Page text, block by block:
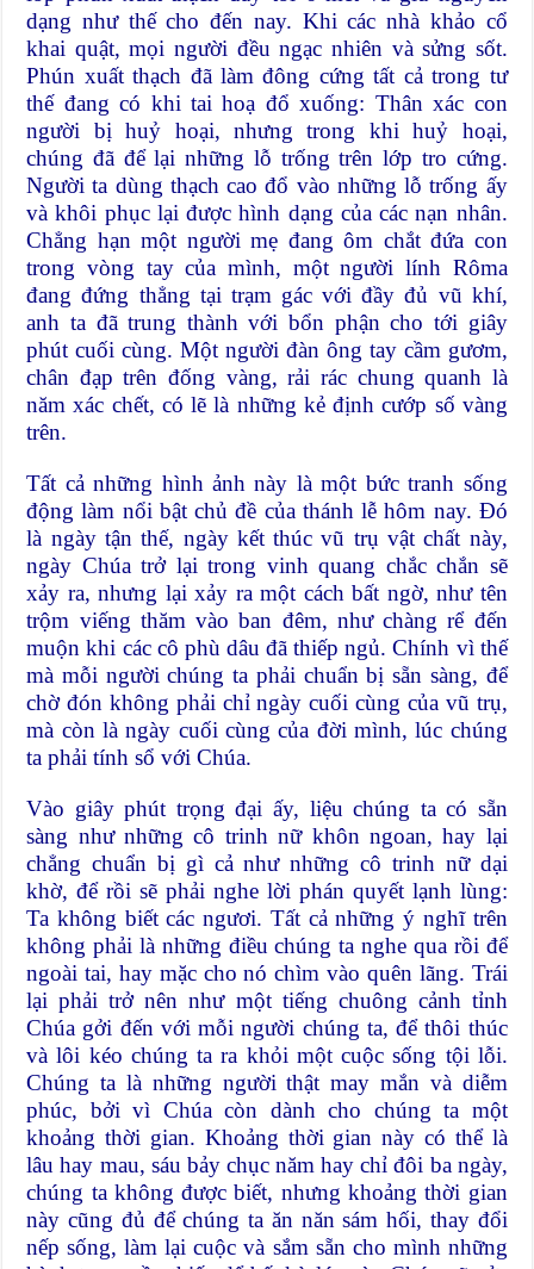
dạng như thế cho đến nay. Khi các nhà khảo cổ
khai quật, mọi người đều ngạc nhiên và sửng sốt.
Phún xuất thạch đã làm đông cứng tất cả trong tư
thế đang có khi tai hoạ đổ xuống: Thân xác con
người bị huỷ hoại, nhưng trong khi huỷ hoại,
chúng đã để lại những lỗ trống trên lớp tro cứng.
Người ta dùng thạch cao đổ vào những lỗ trống ấy
và khôi phục lại được hình dạng của các nạn nhân.
Chẳng hạn một người mẹ đang ôm chắt đứa con
trong vòng tay của mình, một người lính Rôma
đang đứng thẳng tại trạm gác với đầy đủ vũ khí,
anh ta đã trung thành với bổn phận cho tới giây
phút cuối cùng. Một người đàn ông tay cầm gươm,
chân đạp trên đống vàng, rải rác chung quanh là
năm xác chết, có lẽ là những kẻ định cướp số vàng
trên.
Tất cả những hình ảnh này là một bức tranh sống
động làm nổi bật chủ đề của thánh lễ hôm nay. Đó
là ngày tận thế, ngày kết thúc vũ trụ vật chất này,
ngày Chúa trở lại trong vinh quang chắc chắn sẽ
xảy ra, nhưng lại xảy ra một cách bất ngờ, như tên
trộm viếng thăm vào ban đêm, như chàng rể đến
muộn khi các cô phù dâu đã thiếp ngủ. Chính vì thế
mà mỗi người chúng ta phải chuẩn bị sẵn sàng, để
chờ đón không phải chỉ ngày cuối cùng của vũ trụ,
mà còn là ngày cuối cùng của đời mình, lúc chúng
ta phải tính sổ với Chúa.
Vào giây phút trọng đại ấy, liệu chúng ta có sẵn
sàng như những cô trinh nữ khôn ngoan, hay lại
chẳng chuẩn bị gì cả như những cô trinh nữ dại
khờ, để rồi sẽ phải nghe lời phán quyết lạnh lùng:
Ta không biết các ngươi. Tất cả những ý nghĩ trên
không phải là những điều chúng ta nghe qua rồi để
ngoài tai, hay mặc cho nó chìm vào quên lãng. Trái
lại phải trở nên như một tiếng chuông cảnh tỉnh
Chúa gởi đến với mỗi người chúng ta, để thôi thúc
và lôi kéo chúng ta ra khỏi một cuộc sống tội lỗi.
Chúng ta là những người thật may mắn và diễm
phúc, bởi vì Chúa còn dành cho chúng ta một
khoảng thời gian. Khoảng thời gian này có thể là
lâu hay mau, sáu bảy chục năm hay chỉ đôi ba ngày,
chúng ta không được biết, nhưng khoảng thời gian
này cũng đủ để chúng ta ăn năn sám hối, thay đổi
nếp sống, làm lại cuộc và sắm sẵn cho mình những